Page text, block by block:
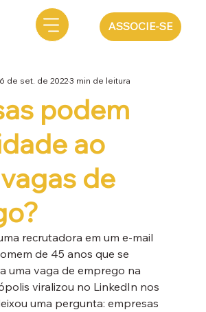
ASSOCIE-SE
podem
ao
de
de set. de 20223 min de leitura
recrutadora em um e-mail
de 45 anos que se
uma vaga de emprego na
viralizou no LinkedIn nos
uma pergunta: empresas